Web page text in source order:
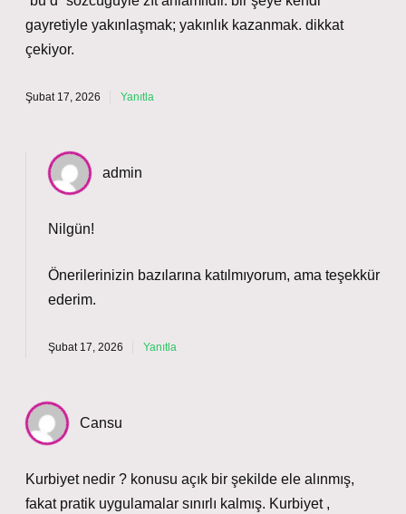
gayretiyle yakınlaşmak; yakınlık kazanmak. dikkat
çekiyor.
Şubat 17, 2026 Yanıtla
admin
Nilgün!
Önerilerinizin bazılarına katılmıyorum, ama teşekkür
ederim.
Şubat 17, 2026 Yanıtla
Cansu
Kurbiyet nedir ? konusu açık bir şekilde ele alınmış,
fakat pratik uygulamalar sınırlı kalmış. Kurbiyet ,